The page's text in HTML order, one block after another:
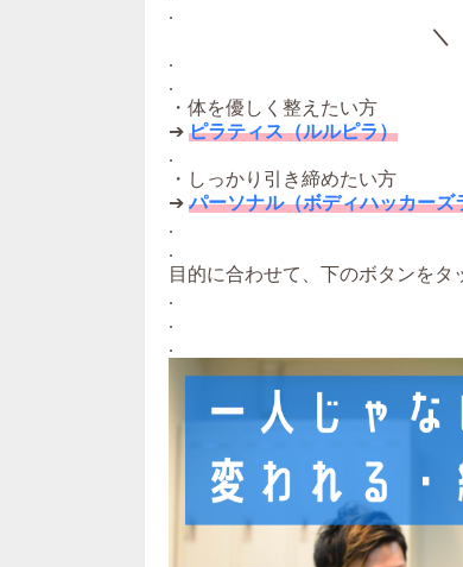
.
＼
.
.
・体を優しく整えたい方
➔ ピラティス（ルルピラ）
.
・しっかり引き締めたい方
➔パーソナル（ボディハッカーズ
.
.
目的に合わせて、下のボタンをタ
.
.
.